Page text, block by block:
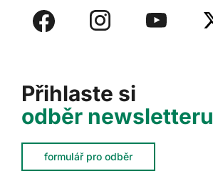
Přihlaste si
odběr newsletteru
formulář pro odběr